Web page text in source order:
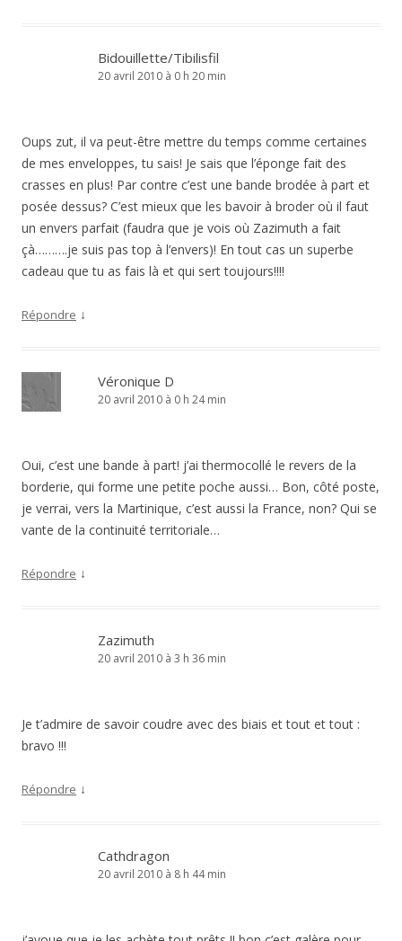
Bidouillette/Tibilisfil
20 avril 2010 à 0 h 20 min
Oups zut, il va peut-être mettre du temps comme certaines
de mes enveloppes, tu sais! Je sais que l’éponge fait des
crasses en plus! Par contre c’est une bande brodée à part et
posée dessus? C’est mieux que les bavoir à broder où il faut
un envers parfait (faudra que je vois où Zazimuth a fait
çà……….je suis pas top à l’envers)! En tout cas un superbe
cadeau que tu as fais là et qui sert toujours!!!!
Répondre ↓
Véronique D
20 avril 2010 à 0 h 24 min
Oui, c’est une bande à part! j’ai thermocollé le revers de la
borderie, qui forme une petite poche aussi… Bon, côté poste,
je verrai, vers la Martinique, c’est aussi la France, non? Qui se
vante de la continuité territoriale…
Répondre ↓
Zazimuth
20 avril 2010 à 3 h 36 min
Je t’admire de savoir coudre avec des biais et tout et tout :
bravo !!!
Répondre ↓
Cathdragon
20 avril 2010 à 8 h 44 min